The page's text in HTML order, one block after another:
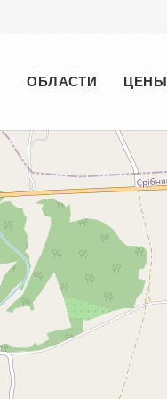
ОБЛАСТИ ЦЕНЫ